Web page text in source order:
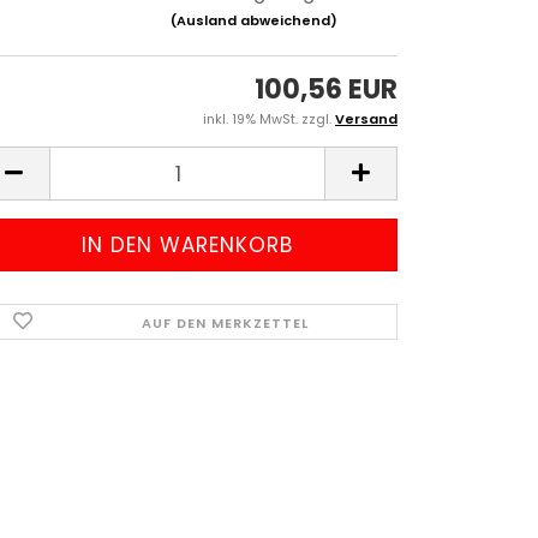
(Ausland abweichend)
100,56 EUR
inkl. 19% MwSt. zzgl.Versand
AUF DEN MERKZETTEL